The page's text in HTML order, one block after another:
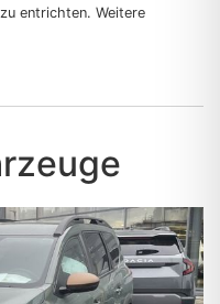
entrichten. Weitere